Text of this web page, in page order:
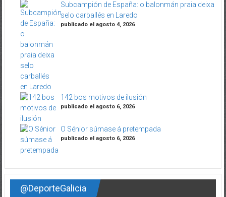
Subcampión de España: o balonmán praia deixa
selo carballés en Laredo
publicado el agosto 4, 2026
142 bos motivos de ilusión
publicado el agosto 6, 2026
O Sénior súmase á pretempada
publicado el agosto 6, 2026
@DeporteGalicia